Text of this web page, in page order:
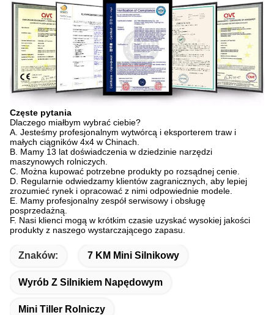
Częste pytania
Dlaczego miałbym wybrać ciebie?
A. Jesteśmy profesjonalnym wytwórcą i eksporterem traw i
małych ciągników 4x4 w Chinach.
B. Mamy 13 lat doświadczenia w dziedzinie narzędzi
maszynowych rolniczych.
C. Można kupować potrzebne produkty po rozsądnej cenie.
D. Regularnie odwiedzamy klientów zagranicznych, aby lepiej
zrozumieć rynek i opracować z nimi odpowiednie modele.
E. Mamy profesjonalny zespół serwisowy i obsługę
posprzedażną.
F. Nasi klienci mogą w krótkim czasie uzyskać wysokiej jakości
produkty z naszego wystarczającego zapasu.
Znaków: 7 KM Mini Silnikowy
Wyrób Z Silnikiem Napędowym
Mini Tiller Rolniczy